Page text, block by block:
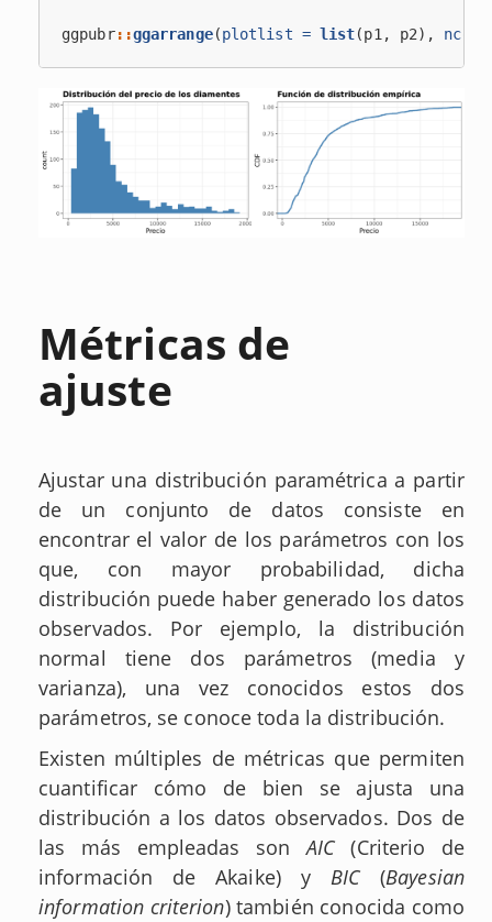
ggpubr::ggarrange(plotlist = list(p1, p2), ncol
Métricas de
ajuste
Ajustar una distribución paramétrica a partir
de un conjunto de datos consiste en
encontrar el valor de los parámetros con los
que, con mayor probabilidad, dicha
distribución puede haber generado los datos
observados. Por ejemplo, la distribución
normal tiene dos parámetros (media y
varianza), una vez conocidos estos dos
parámetros, se conoce toda la distribución.
Existen múltiples de métricas que permiten
cuantificar cómo de bien se ajusta una
distribución a los datos observados. Dos de
las más empleadas sonAIC(Criterio de
información de Akaike) y BIC (Bayesian
information criterion) también conocida como